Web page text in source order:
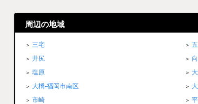
周辺の地域
三宅
井尻
塩原
大橋-福岡市南区
市崎